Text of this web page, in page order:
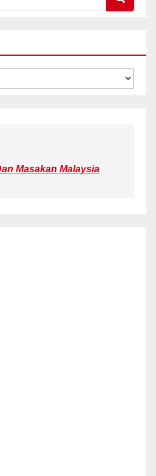
Masakan Malaysia